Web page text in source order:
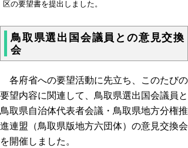
区の要望書を提出しました。
鳥取県選出国会議員との意見交換
会
各府省への要望活動に先立ち、このたびの
要望内容に関連して、鳥取県選出国会議員と
鳥取県自治体代表者会議・鳥取県地方分権推
進連盟（鳥取県版地方六団体）の意見交換会
を開催しました。